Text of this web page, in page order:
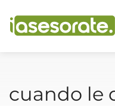
cuando le